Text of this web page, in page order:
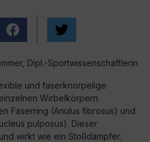
Dipl.-Sportwissenschaftlerin
und faserknorpelige
Wirbelkörpern.
Faserring (Anulus fibrosus) und
pulposus). Dieser
wirkt wie ein Stoßdämpfer.